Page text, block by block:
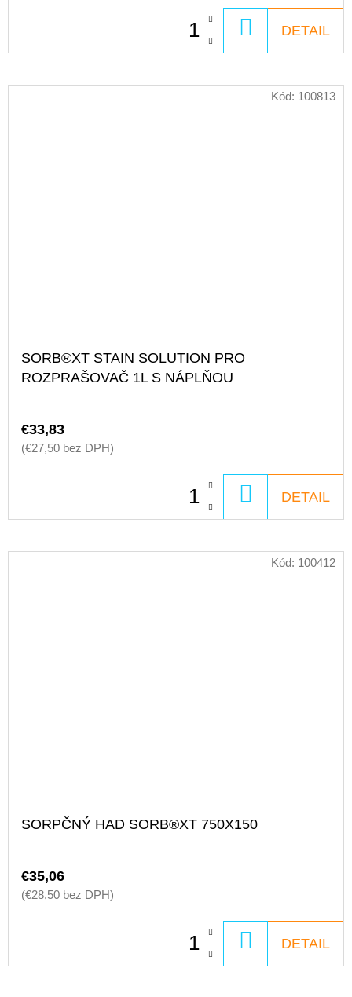
KOŠÍKA
DETAIL
SORB®XT STAIN SOLUTION PRO
ROZPRAŠOVAČ 1L S NÁPLŇOU
€33,83
(€27,50 bez DPH)
KOŠÍKA
DETAIL
Kód: 100813
SORPČNÝ HAD SORB®XT 750X150
€35,06
(€28,50 bez DPH)
KOŠÍKA
DETAIL
Kód: 100412